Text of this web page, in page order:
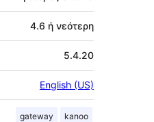
4.6 ή νεότερη
5.4.20
English (US)
gateway kanoo